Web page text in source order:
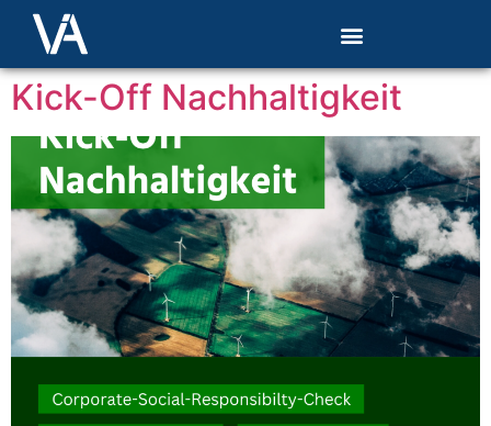
Kick-Off Nachhaltigkeit